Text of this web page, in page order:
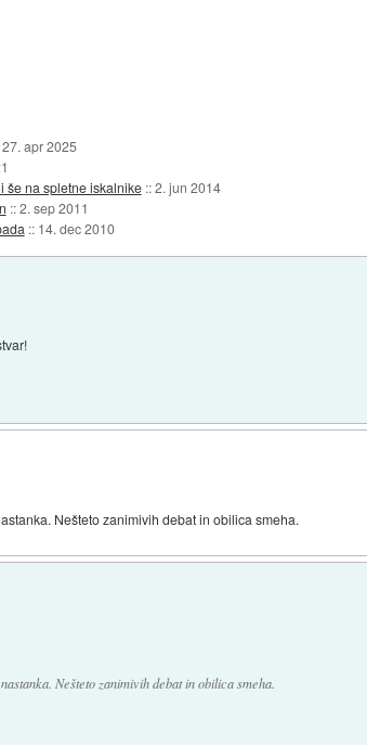
27. apr 2025
še na spletne iskalnike ::2. jun 2014
::2. sep 2011
:: 14. dec 2010
Nešteto zanimivih debat in obilica smeha.
Nešteto zanimivih debat in obilica smeha.